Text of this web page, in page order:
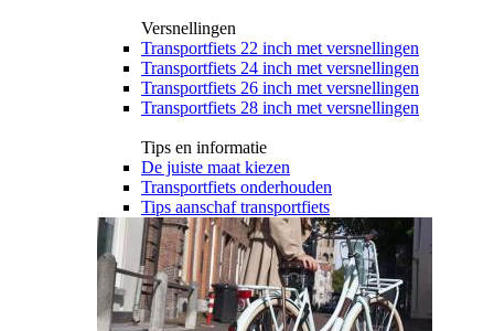
Versnellingen
Transportfiets 22 inch met versnellingen
Transportfiets 24 inch met versnellingen
Transportfiets 26 inch met versnellingen
Transportfiets 28 inch met versnellingen
Tips en informatie
De juiste maat kiezen
Transportfiets onderhouden
Tips aanschaf transportfiets